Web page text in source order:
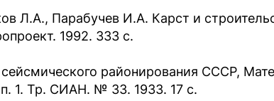
Л.А., Парабучев И.А. Карст и
1992. 333 с.
районирования СССР,
1. Тр. СИАН. № 33. 1933. 17 с.